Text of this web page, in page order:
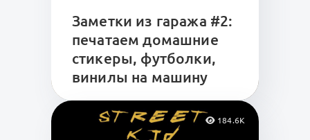
Заметки из гаража #2:
печатаем домашние
стикеры, футболки,
винилы на машину
184.6K